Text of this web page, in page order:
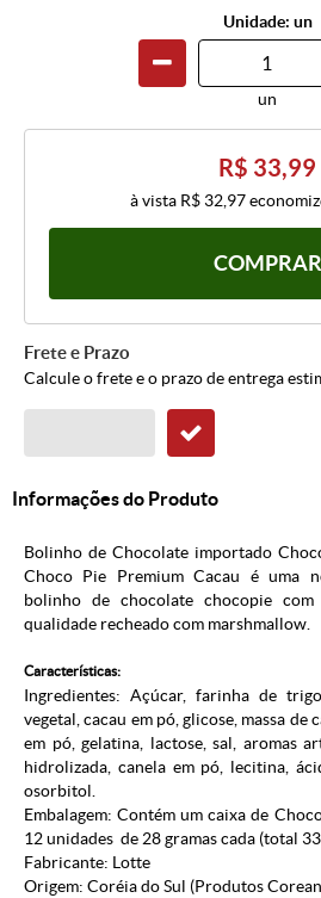
Unidade: un
un
R$ 33,99
à vista R$ 32,97
COMPRAR
Frete e Prazo
Calcule o frete e o prazo de entrega
Informações do Produto
Bolinho de Chocolate importado
Choco Pie Premium Cacau é uma
bolinho de chocolate chocopie
qualidade recheado com marshmallow.
Características:
Ingredientes: Açúcar, farinha de
vegetal, cacau em pó, glicose, massa de
em pó, gelatina, lactose, sal, aromas
hidrolizada, canela em pó, lecitina,
osorbitol.
Embalagem: Contém um caixa de
12 unidades de 28 gramas cada (total
Fabricante: Lotte
Origem: Coréia do Sul (Produtos